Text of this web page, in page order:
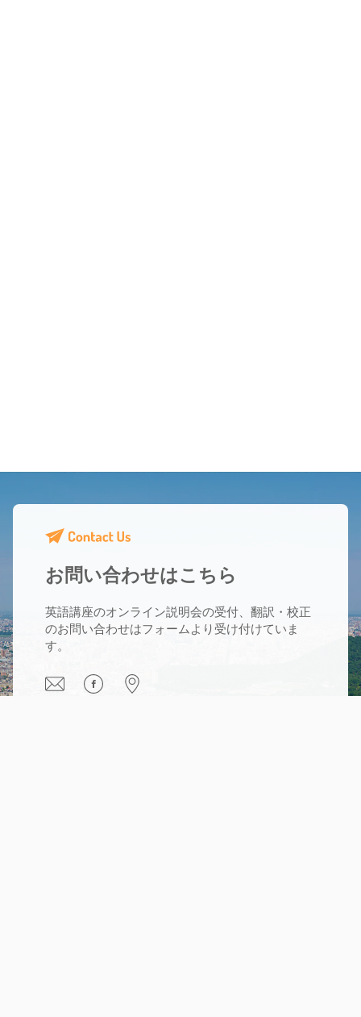
お問い合わせはこちら
英語講座のオンライン説明会の受付、翻訳・校正
のお問い合わせはフォームより受け付けていま
す。